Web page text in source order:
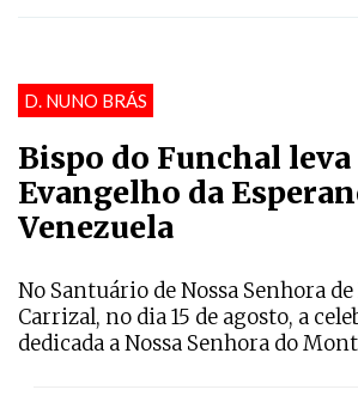
D. NUNO BRÁS
Bispo do Funchal leva
Evangelho da
Venezuela
No Santuário de Nossa Senhora
Carrizal, no dia 15 de agosto, a
dedicada a Nossa Senhora do